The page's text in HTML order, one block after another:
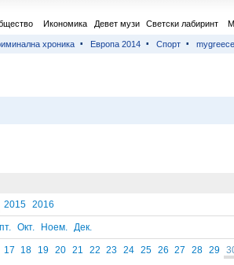
Икономика Девет музи Светски лабиринт
хроника Европа 2014 Спорт
2015 2016
Окт. Ноем. Дек.
17 18 19 20 21 22 23 24 25 26 27 28 29